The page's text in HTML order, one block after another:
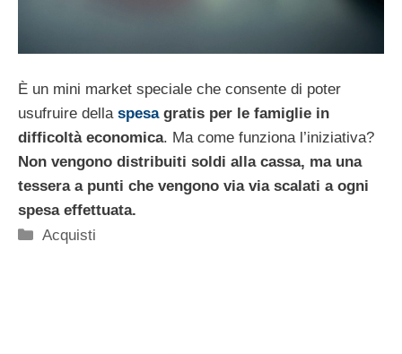
È un mini market speciale che consente di poter
usufruire della spesagratis per le famiglie in
difficoltà economica. Ma come funziona l’iniziativa?
Non vengono distribuiti soldi alla cassa, ma una
tessera a punti che vengono via via scalati a ogni
spesa effettuata.
Categorie
Acquisti